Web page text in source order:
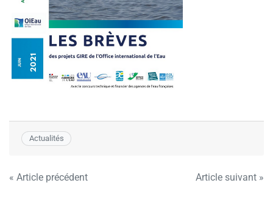
Actualités
Navigation
« Article précédent Article suivant »